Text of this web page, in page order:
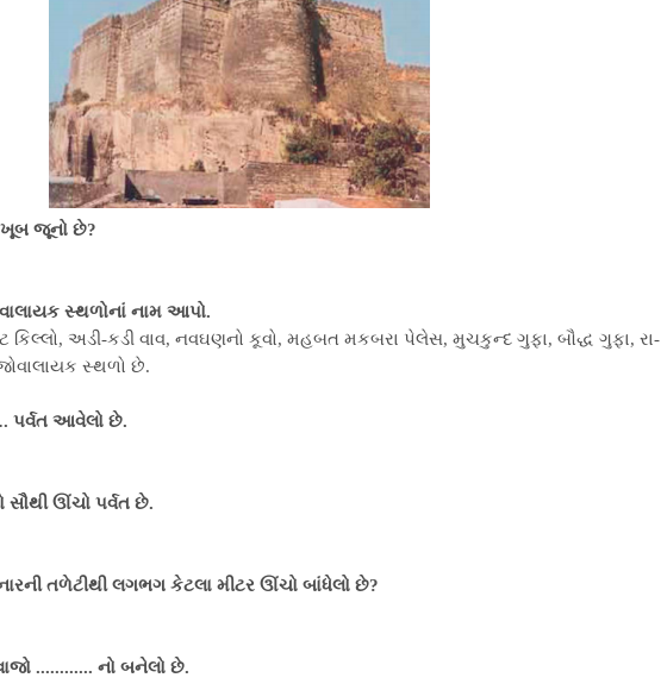
ખૂબ જૂનો છે?
સ્થળોનાં નામ આપો.
કિલ્લો, અડી-કડી વાવ, નવઘણનો કૂવો, મહબત મકબરા પેલેસ, મુચકુન્દ ગુફા, બૌદ્ધ ગુફા, રા-
સ્થળો છે.
આવેલો છે.
સૌથી ઊંચો પર્વત છે.
તળેટીથી લગભગ કેટલા મીટર ઊંચો બાંધેલો છે?
............ નો બનેલો છે.